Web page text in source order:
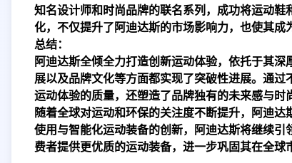
知名设计师和时尚品牌的联名系列，成功将运动
化，不仅提升了阿迪达斯的市场影响力，也使其成
总结：
阿迪达斯全倾全力打造创新运动体验，依托于其
展以及品牌文化等方面都实现了突破性进展。通
运动体验的质量，还塑造了品牌独有的未来感与时
随着全球对运动和环保的关注度不断提升，阿迪
使用与智能化运动装备的创新，阿迪达斯将继续
费者提供更优质的运动装备，进一步巩固其在全球